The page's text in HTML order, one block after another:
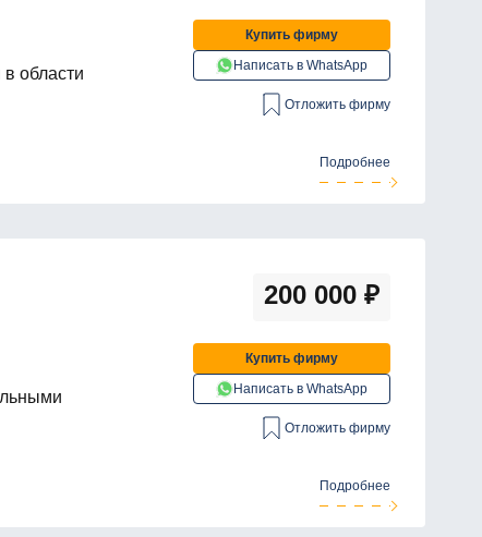
области
Купить фирму
Написать в WhatsApp
Отложить фирму
Подробнее
200 000 ₽
Купить фирму
Написать в WhatsApp
Отложить фирму
Подробнее